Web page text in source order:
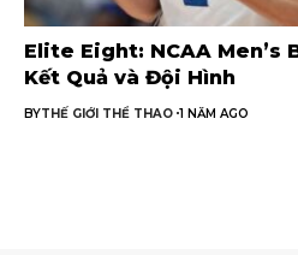
Elite Eight: NCAA Men’s
Kết Quả và Đội Hình
BYTHẾ GIỚI THỂ THAO 1 NĂM AGO